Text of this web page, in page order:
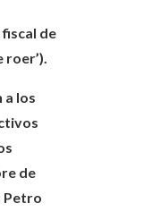
de
roer’).
a los
de
Petro